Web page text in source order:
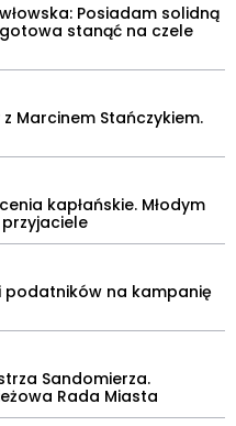
Posiadam solidną
stanąć na czele
z Marcinem Stańczykiem.
kapłańskie. Młodym
podatników na kampanię
Sandomierza.
Rada Miasta